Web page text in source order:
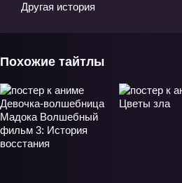
Другая история
Похожие тайтлы